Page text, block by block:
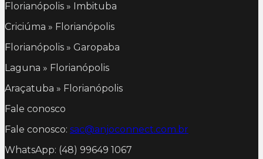
Florianópolis » Imbituba
Criciúma » Florianópolis
Florianópolis » Garopaba
Laguna » Florianópolis
Araçatuba » Florianópolis
Fale conosco
Fale conosco: sac@anjoconnect.com.br
WhatsApp: (48) 99649 1067